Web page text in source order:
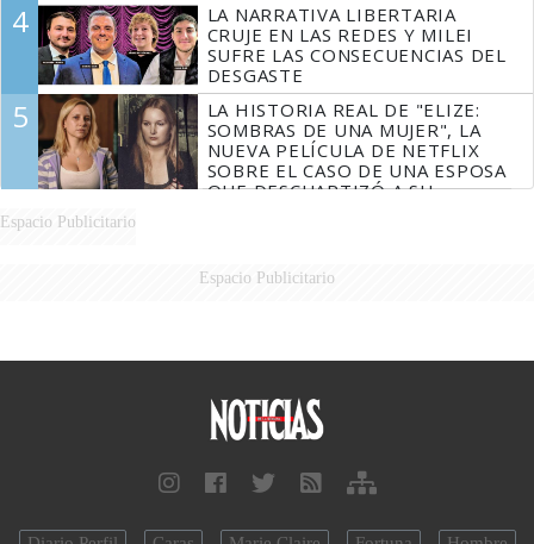
4
LA NARRATIVA LIBERTARIA
CRUJE EN LAS REDES Y MILEI
SUFRE LAS CONSECUENCIAS DEL
DESGASTE
5
LA HISTORIA REAL DE "ELIZE:
SOMBRAS DE UNA MUJER", LA
NUEVA PELÍCULA DE NETFLIX
SOBRE EL CASO DE UNA ESPOSA
QUE DESCUARTIZÓ A SU
Espacio Publicitario
Espacio Publicitario